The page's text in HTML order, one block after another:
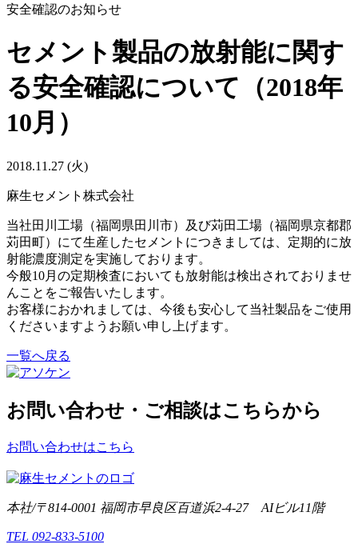
安全確認のお知らせ
セメント製品の放射能に関す
る安全確認について（2018年
10月）
2018.11.27 (火)
麻生セメント株式会社
当社田川工場（福岡県田川市）及び苅田工場（福岡県京都郡
苅田町）にて生産したセメントにつきましては、定期的に放
射能濃度測定を実施しております。
今般10月の定期検査においても放射能は検出されておりませ
んことをご報告いたします。
お客様におかれましては、今後も安心して当社製品をご使用
くださいますようお願い申し上げます。
一覧へ戻る
お問い合わせ・ご相談はこちらから
お問い合わせはこちら
本社/〒814-0001 福岡市早良区百道浜2-4-27 AIビル11階
TEL 092-833-5100